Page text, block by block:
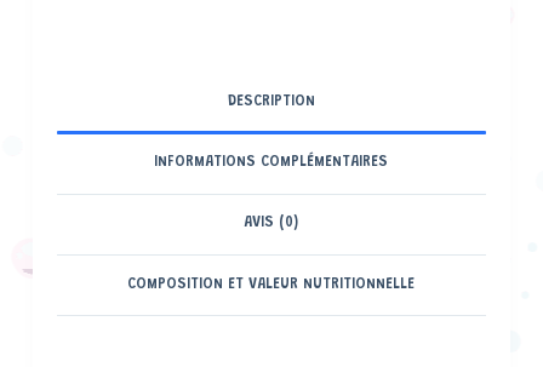
DESCRIPTION
INFORMATIONS COMPLÉMENTAIRES
AVIS (0)
COMPOSITION ET VALEUR NUTRITIONNELLE